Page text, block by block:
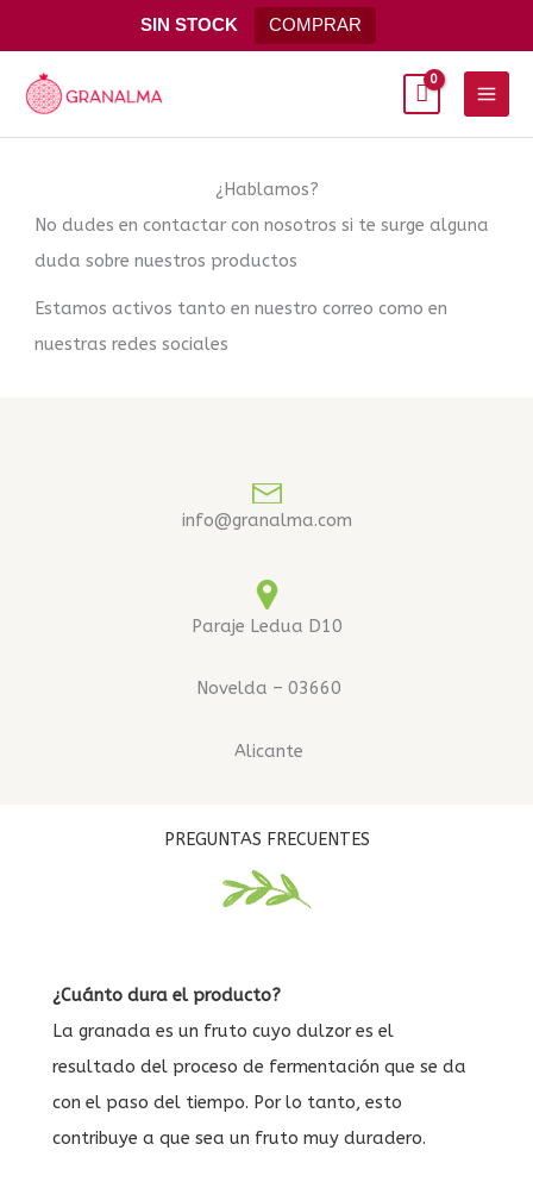
SIN STOCK COMPRAR
al
contenido
Main
¿Hablamos?
No dudes en contactar con nosotros si te surge alguna
duda sobre nuestros productos
Estamos activos tanto en nuestro correo como en
nuestras redes sociales
info@granalma.com
Paraje Ledua D10
Novelda – 03660
Alicante
PREGUNTAS FRECUENTES
¿Cuánto dura el producto?
La granada es un fruto cuyo dulzor es el
resultado del proceso de fermentación que se da
con el paso del tiempo. Por lo tanto, esto
contribuye a que sea un fruto muy duradero.